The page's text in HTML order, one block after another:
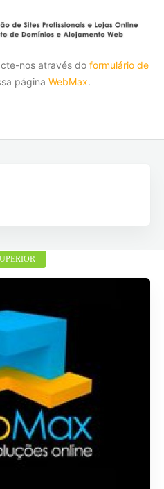
nos através do formulário de
página WebMax.